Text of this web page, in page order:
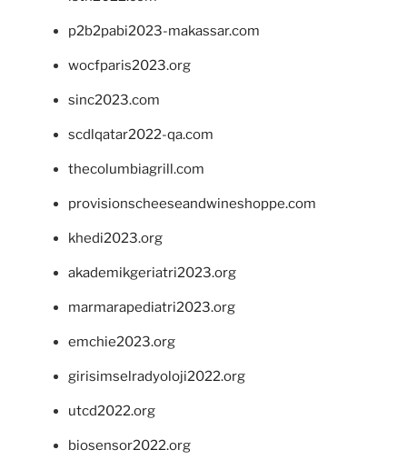
p2b2pabi2023-makassar.com
wocfparis2023.org
sinc2023.com
scdlqatar2022-qa.com
thecolumbiagrill.com
provisionscheeseandwineshoppe.com
khedi2023.org
akademikgeriatri2023.org
marmarapediatri2023.org
emchie2023.org
girisimselradyoloji2022.org
utcd2022.org
biosensor2022.org